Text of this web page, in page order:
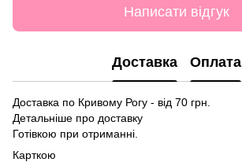
Написати відгук
Доставка Оплата
Доставка по Кривому Рогу - від 70 грн.
Детальніше про доставку
Готівкою при отриманні.
Карткою